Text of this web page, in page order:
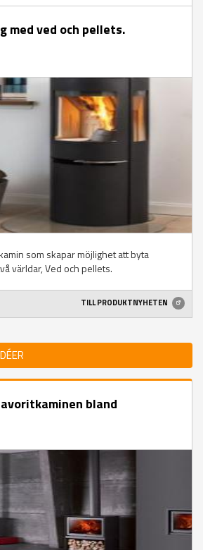
med ved och pellets.
som skapar möjlighet att byta
världar, Ved och pellets.
TILL PRODUKTNYHETEN
bland